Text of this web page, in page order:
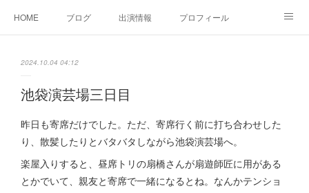
HOME ブログ 出演情報 プロフィール
2024.10.04 04:12
池袋演芸場三日目
昨日も寄席だけでした。ただ、寄席行く前に打ち合わせした
り、散髪したりとバタバタしながら池袋演芸場へ。
楽屋入りすると、昼席トリの扇橋さんが扇遊師匠に用がある
とかでいて、親友と寄席で一緒になるとね。なんかテンショ